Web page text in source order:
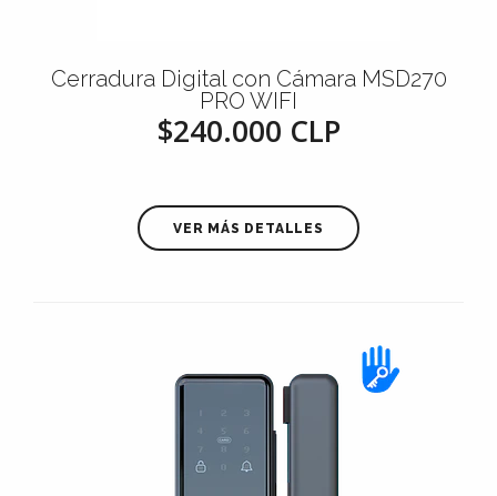
Cerradura Digital con Cámara MSD270
PRO WIFI
$240.000 CLP
VER MÁS DETALLES